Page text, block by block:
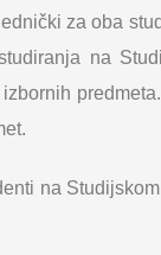
za oba
na
na